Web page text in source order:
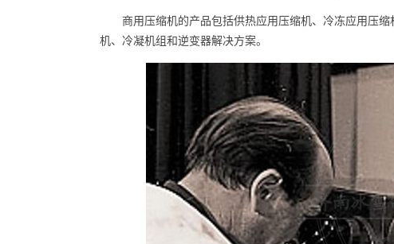
商用压缩机的产品包括供热应用压缩机、冷冻应用压
机、冷凝机组和逆变器解决方案。